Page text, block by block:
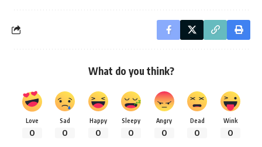
What do you think?
Love
0
Sad
0
Happy
0
Sleepy
0
Angry
0
Dead
0
Wink
0